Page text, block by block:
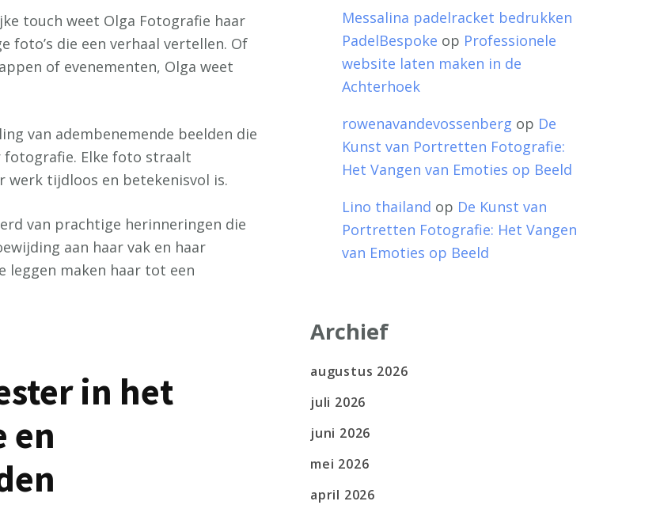
touch weet Olga Fotografie haar
foto’s die een verhaal vertellen. Of
of evenementen, Olga weet
van adembenemende beelden die
fotografie. Elke foto straalt
tijdloos en betekenisvol is.
van prachtige herinneringen die
aan haar vak en haar
leggen maken haar tot een
in het
en
Messalina padelracket bedrukken
PadelBespoke op Professionele
website laten maken in de
Achterhoek
rowenavandevossenberg op De
Kunst van Portretten Fotografie:
Het Vangen van Emoties op Beeld
Lino thailand op De Kunst van
Portretten Fotografie: Het Vangen
van Emoties op Beeld
Archief
augustus 2026
juli 2026
juni 2026
mei 2026
april 2026